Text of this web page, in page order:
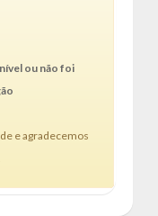
ou não foi
e agradecemos